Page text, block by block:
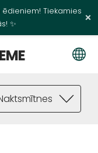
Tiekamies
✨
×